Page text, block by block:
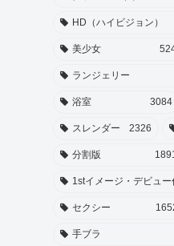
HD（ハイビジョン）
美少女
ランジェリー
浴室 3084
スレンダー 2326
分割版 1891
1stイメージ・デビュー
セクシー
手ブラ